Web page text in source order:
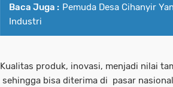
Baca Juga : Pemuda Desa Cihanyir
Industri
Kualitas produk, inovasi, menjadi nilai
sehingga bisa diterima di pasar